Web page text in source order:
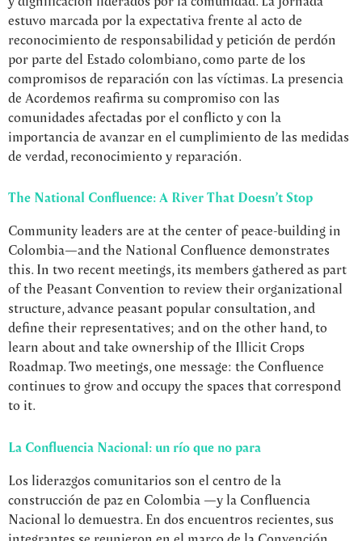
estuvo marcada por la expectativa frente al acto de
reconocimiento de responsabilidad y petición de perdón
por parte del Estado colombiano, como parte de los
compromisos de reparación con las víctimas. La presencia
de Acordemos reafirma su compromiso con las
comunidades afectadas por el conflicto y con la
importancia de avanzar en el cumplimiento de las medidas
de verdad, reconocimiento y reparación.
The National Confluence: A River That Doesn’t Stop
Community leaders are at the center of peace-building in
Colombia—and the National Confluence demonstrates
this. In two recent meetings, its members gathered as part
of the Peasant Convention to review their organizational
structure, advance peasant popular consultation, and
define their representatives; and on the other hand, to
learn about and take ownership of the Illicit Crops
Roadmap. Two meetings, one message: the Confluence
continues to grow and occupy the spaces that correspond
to it.
La Confluencia Nacional: un río que no para
Los liderazgos comunitarios son el centro de la
construcción de paz en Colombia —y la Confluencia
Nacional lo demuestra. En dos encuentros recientes, sus